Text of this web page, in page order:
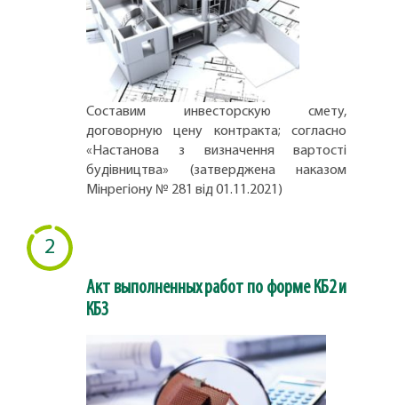
Составим инвесторскую смету,
договорную цену контракта; согласно
«Настанова з визначення вартості
будівництва» (затверджена наказом
Мінрегіону № 281 від 01.11.2021)
2
Акт выполненных работ по форме КБ2 и
КБ3